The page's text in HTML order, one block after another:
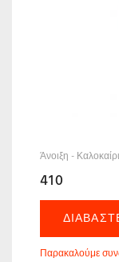
Άνοιξη - Καλοκαίρι
410
Παρακαλούμε